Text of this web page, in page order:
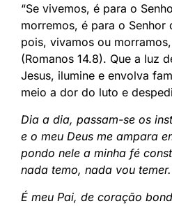
“Se vivemos, é para o
morremos, é para o Senhor
pois, vivamos ou
(Romanos 14.8). Que a luz
Jesus, ilumine e envolva
meio a dor do luto e
Dia a dia, passam-se os
e o meu Deus me ampara
pondo nele a minha fé
nada temo, nada vou temer.
É meu Pai, de coração